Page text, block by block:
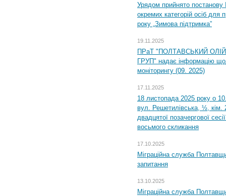
Урядом прийнято постанову
окремих категорій осіб для
року „Зимова підтримка”
19.11.2025
ПРаТ "ПОЛТАВСЬКИЙ
ГРУП" надає інформацію
моніторингу (09. 2025)
17.11.2025
18 листопада 2025 року о
вул. Решетилівська, ½, кім.
двадцятої позачергової
восьмого скликання
17.10.2025
Міграційна служба
запитання
13.10.2025
Міграційна служба